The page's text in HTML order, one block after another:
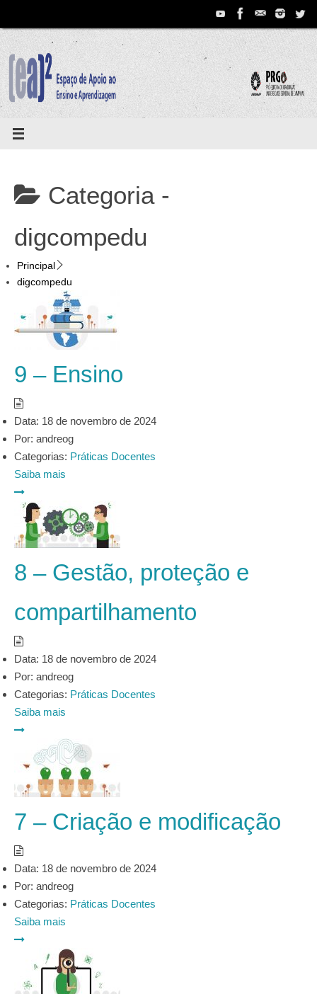
conteúdo
Categoria -
digcompedu
Principal
digcompedu
9 – Ensino
Data: 18 de novembro de 2024
Por: andreog
Categorias: Práticas Docentes
Saiba mais
8 – Gestão, proteção e
compartilhamento
Data: 18 de novembro de 2024
Por: andreog
Categorias: Práticas Docentes
Saiba mais
7 – Criação e modificação
Data: 18 de novembro de 2024
Por: andreog
Categorias: Práticas Docentes
Saiba mais